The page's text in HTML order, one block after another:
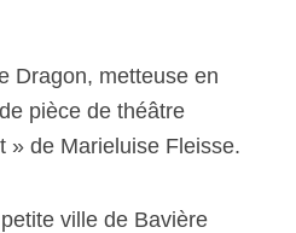
Dragon, metteuse en
pièce de théâtre
» de Marieluise Fleisse.
ville de Bavière